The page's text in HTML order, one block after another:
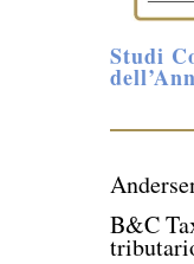
Studi
B&C